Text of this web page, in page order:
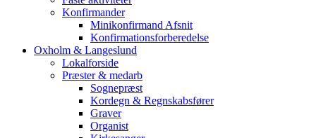
Konfirmander
Minikonfirmand Afsnit
Konfirmationsforberedelse
Oxholm & Langeslund
Lokalforside
Præster & medarb
Sognepræst
Kordegn & Regnskabsfører
Graver
Organist